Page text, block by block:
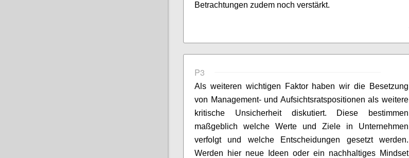
Betrachtungen zudem noch verstärkt.
P3
Als weiteren wichtigen Faktor haben wirdie Besetzung
von Management- und Aufsichtsratspositionen als weitere
kritische Unsicherheit diskutiert. Diese bestimmen
maßgeblich welche Werte und Ziele in Unternehmen
verfolgt und welche Entscheidungen gesetzt werden.
Werden hier neue Ideen oder ein nachhaltiges Mindset